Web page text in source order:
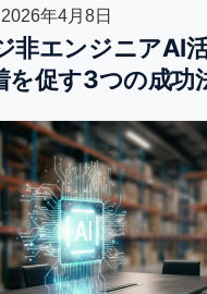
2026年4月8日
非エンジニアAI
を促す3つの成功